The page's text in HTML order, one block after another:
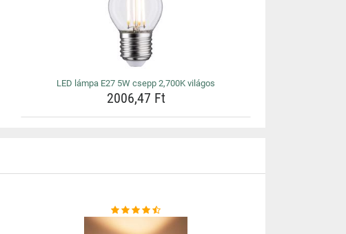
LED lámpa E27 5W csepp 2,700K világos
2006,47 Ft